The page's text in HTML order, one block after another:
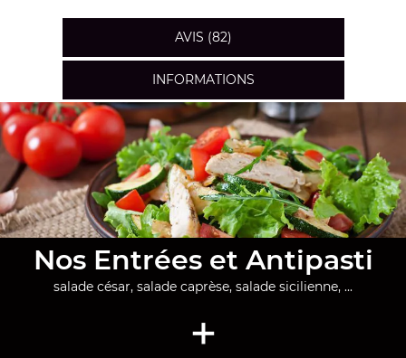
AVIS (82)
INFORMATIONS
Nos Entrées et Antipasti
salade césar, salade caprèse, salade sicilienne, ...
+